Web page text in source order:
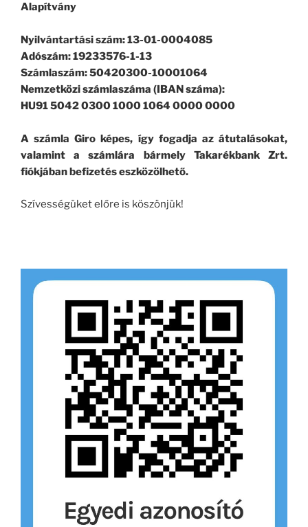
Alapítvány
Nyilvántartási szám: 13-01-0004085
Adószám: 19233576-1-13
Számlaszám: 50420300-10001064
Nemzetközi számlaszáma (IBAN száma):
HU91 5042 0300 1000 1064 0000 0000
A számla Giro képes, így fogadja az átutalásokat,
valamint a számlára bármely Takarékbank Zrt.
fiókjában befizetés eszközölhető.
Szívességüket előre is köszönjük!